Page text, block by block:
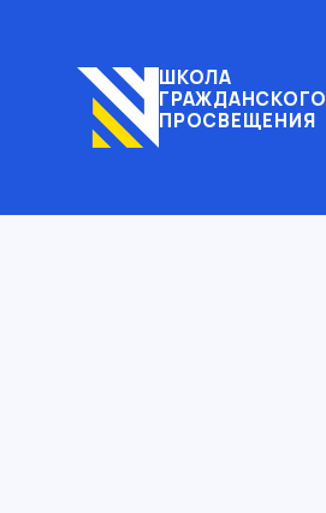
ШКОЛА
ГРАЖДАНСКОГО
ПРОСВЕЩЕНИЯ